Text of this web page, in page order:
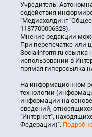
Учредитель:
содействия
"Медиахолдинг
1187700006328).
Мнение редакции
При перепечатке или
Socialinform.ru ссылка
использовании в
прямая гиперссылка
На информационном
технологии
информации на
сведений,
"Интернет",
Федерации)".